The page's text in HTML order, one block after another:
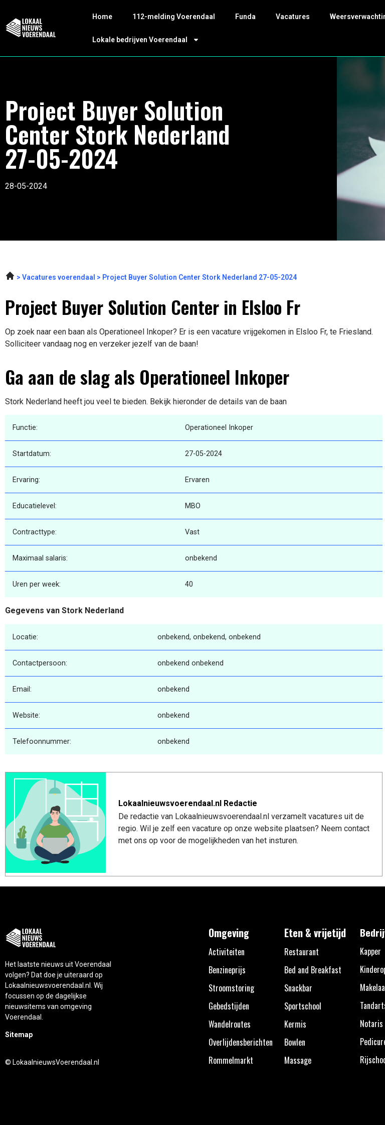
Home 112-melding Voerendaal Funda Vacatures
Lokale bedrijven Voerendaal
Project Buyer Solution
Center Stork Nederland
27-05-2024
28-05-2024
Vacatures voerendaal Project Buyer Solution Center Stork Nederland 27-05-2024
Project Buyer Solution Center in Elsloo Fr
Op zoek naar een baan als Operationeel Inkoper? Er is een vacature vrijgekomen in Elsloo Fr, te Friesland.
Solliciteer vandaag nog en verzeker jezelf van de baan!
Ga aan de slag als Operationeel Inkoper
Stork Nederland heeft jou veel te bieden. Bekijk hieronder de details van de baan
Functie: Operationeel Inkoper
Startdatum: 27-05-2024
Ervaring: Ervaren
Educatielevel: MBO
Contracttype: Vast
Maximaal salaris: onbekend
Uren per week: 40
Gegevens van Stork Nederland
Locatie: onbekend, onbekend, onbekend
Contactpersoon: onbekend onbekend
Email: onbekend
Website: onbekend
Telefoonnummer: onbekend
Lokaalnieuwsvoerendaal.nl Redactie
De redactie van Lokaalnieuwsvoerendaal.nl verzamelt vacatures uit de
regio. Wil je zelf een vacature op onze website plaatsen? Neem contact
met ons op voor de mogelijkheden van het insturen.
Het laatste nieuws uit Voerendaal
volgen? Dat doe je uiteraard op
Lokaalnieuwsvoerendaal.nl. Wij
focussen op de dagelijkse
nieuwsitems van omgeving
Voerendaal.
Sitemap
© LokaalnieuwsVoerendaal.nl
Omgeving
Activiteiten
Benzineprijs
Stroomstoring
Gebedstijden
Wandelroutes
Overlijdensberichten
Rommelmarkt
Eten & vrijetijd
Restaurant
Bed and Breakfast
Snackbar
Sportschool
Kermis
Bowlen
Massage
Kapper
Notaris